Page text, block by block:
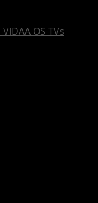
OS TVs